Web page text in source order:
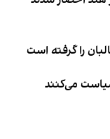
را گرفته است
می‌کنند